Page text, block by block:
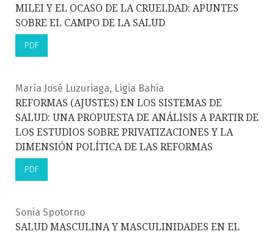
MILEI Y EL OCASO DE LA CRUELDAD: APUNTES
SOBRE EL CAMPO DE LA SALUD
PDF
María José Luzuriaga, Lígia Bahia
REFORMAS (AJUSTES) EN LOS SISTEMAS DE
SALUD: UNA PROPUESTA DE ANÁLISIS A PARTIR DE
LOS ESTUDIOS SOBRE PRIVATIZACIONES Y LA
DIMENSIÓN POLÍTICA DE LAS REFORMAS
PDF
Sonia Spotorno
SALUD MASCULINA Y MASCULINIDADES EN EL